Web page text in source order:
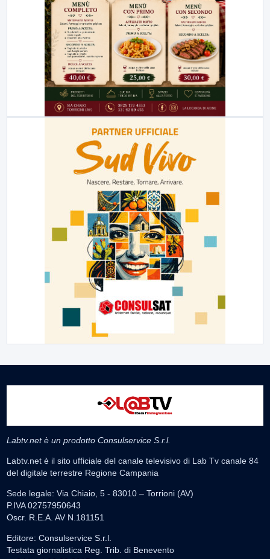
Labtv.net è un prodotto Consulservice S.r.l.
Labtv.net è il sito ufficiale del canale televisivo di Lab Tv canale 84
del digitale terrestre Regione Campania
Sede legale: Via Chiaio, 5 - 83010 – Torrioni (AV)
P.IVA 02757950643
Oscr. R.E.A. AV N.181151
Editore: Consulservice S.r.l.
Testata giornalistica Reg. Trib. di Benevento